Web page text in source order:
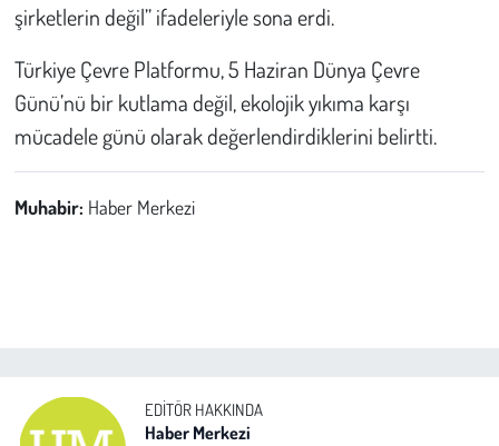
şirketlerin değil” ifadeleriyle sona erdi.
Türkiye Çevre Platformu, 5 Haziran Dünya Çevre
Günü’nü bir kutlama değil, ekolojik yıkıma karşı
mücadele günü olarak değerlendirdiklerini belirtti.
Muhabir: Haber Merkezi
EDITÖR HAKKINDA
Haber Merkezi